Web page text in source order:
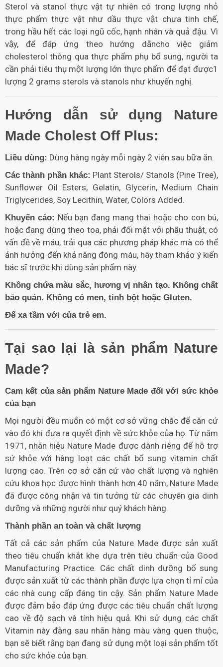
Sterol và stanol thực vật tự nhiên có trong lượng nhỏ
thực phẩm thực vật như dầu thực vật chưa tinh chế,
trong hầu hết các loại ngũ cốc, hạnh nhân và quả đậu. Vì
vậy, để đáp ứng theo hướng dẫncho việc giảm
cholesterol thông qua thực phẩm phụ bổ sung, người ta
cần phải tiêu thụ một lượng lớn thực phẩm để đạt được1
lượng 2 grams sterols và stanols như khuyến nghị.
Hướng dẫn sử dụng Nature
Made Cholest Off Plus:
Liều dùng: Dùng hàng ngày mỗi ngày 2 viên sau bữa ăn.
Các thành phần khác: Plant Sterols/ Stanols (Pine Tree),
Sunflower Oil Esters, Gelatin, Glycerin, Medium Chain
Triglycerides, Soy Lecithin, Water, Colors Added.
Khuyến cáo: Nếu bạn đang mang thai hoặc cho con bú,
hoặc đang dùng theo toa, phải đối mặt với phẫu thuật, có
vấn đề về máu, trải qua các phương pháp khác mà có thể
ảnh hưởng đến khả năng đóng máu, hãy tham khảo ý kiến
bác sĩ trước khi dùng sản phẩm này.
Không chứa màu sắc, hương vị nhân tạo. Không chất
bảo quản. Không có men, tinh bột hoặc Gluten.
Để xa tầm với của trẻ em.
Tại sao lại là sản phẩm Nature
Made?
Cam kết của sản phẩm Nature Made đối với sức khỏe
của bạn
Mọi người đều muốn có một cơ sở vững chắc để căn cứ
vào đó khi đưa ra quyết định về sức khỏe của họ. Từ năm
1971, nhãn hiệu Nature Made được dành riêng để hỗ trợ
sứ khỏe với hàng loạt các chất bổ sung vitamin chất
lượng cao. Trên cơ sở căn cứ vào chất lượng và nghiên
cứu khoa học được hình thành hơn 40 năm, Nature Made
đã được công nhận và tin tưởng từ các chuyên gia dinh
dưỡng và những người như quý khách hàng.
Thành phần an toàn và chất lượng
Tất cả các sản phẩm của Nature Made được sản xuất
theo tiêu chuẩn khắt khe dựa trên tiêu chuẩn của Good
Manufacturing Practice. Các chất dinh dưỡng bổ sung
được sản xuất từ các thành phần được lựa chọn tỉ mỉ của
các nhà cung cấp đáng tin cậy. Sản phẩm Nature Made
được đảm bảo đáp ứng được các tiêu chuẩn chất lượng
cao về độ sạch và tính hiệu quả. Khi sử dụng các chất
Vitamin này đằng sau nhãn hàng màu vàng quen thuộc,
bạn sẽ biết rằng bạn đang sử dụng một loại sản phẩm tốt
cho sức khỏe của bạn.